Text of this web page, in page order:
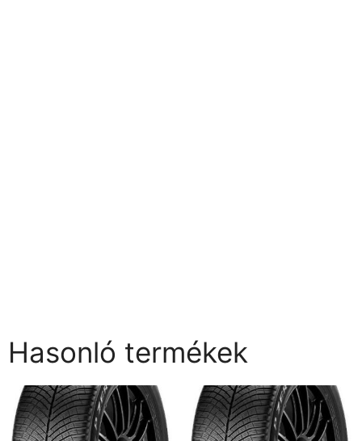
Hasonló termékek